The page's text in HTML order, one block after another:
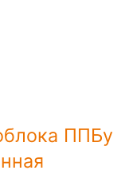
ППБу